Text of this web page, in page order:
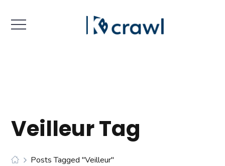
Veilleur Tag
Posts Tagged "veilleur"